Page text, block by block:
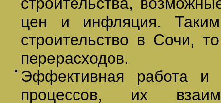
цен и инфляция.
строительство в Сочи,
перерасходов.
Эффективная работа и
процессов, их